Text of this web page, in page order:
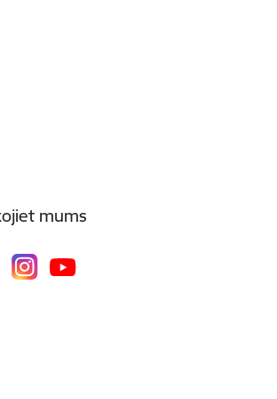
mums